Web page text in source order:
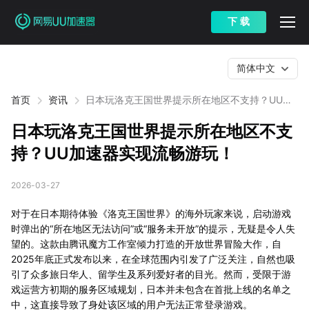
下 载
首页 资讯
日本玩洛克王国世界提示所在地区不支持？UU加
简体中文
日本玩洛克王国世界提示所在地区不支
持？UU加速器实现流畅游玩！
2026-03-27
对于在日本期待体验《洛克王国世界》的海外玩家来说，启动游戏
时弹出的“所在地区无法访问”或“服务未开放”的提示，无疑是令人失
望的。这款由腾讯魔方工作室倾力打造的开放世界冒险大作，自
2025年底正式发布以来，在全球范围内引发了广泛关注，自然也吸
引了众多旅日华人、留学生及系列爱好者的目光。然而，受限于游
戏运营方初期的服务区域规划，日本并未包含在首批上线的名单之
中，这直接导致了身处该区域的用户无法正常登录游戏。